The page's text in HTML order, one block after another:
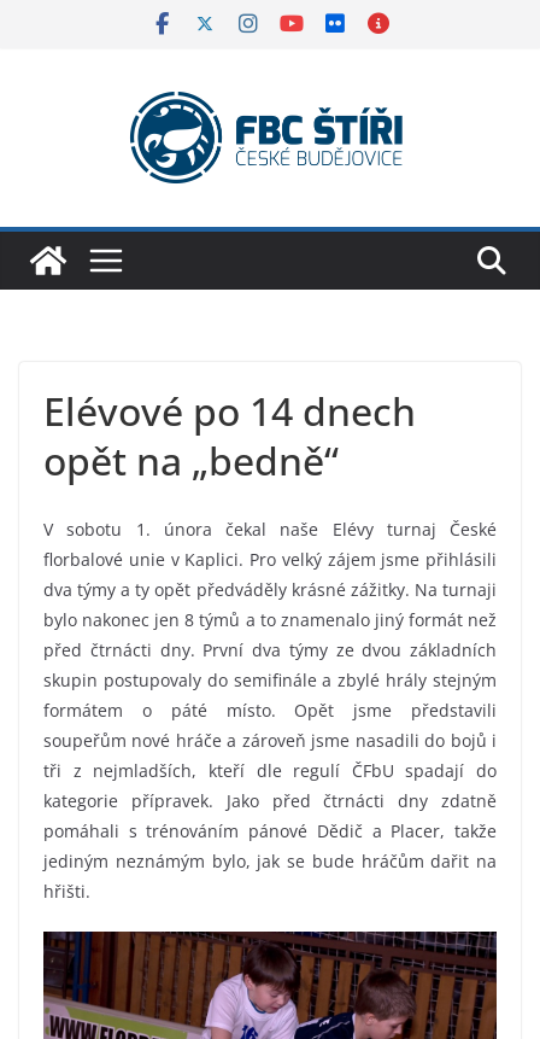
Elévové po 14 dnech
opět na „bedně“
V sobotu 1. února čekal naše Elévy turnaj České
florbalové unie v Kaplici. Pro velký zájem jsme přihlásili
dva týmy a ty opět předváděly krásné zážitky. Na turnaji
bylo nakonec jen 8 týmů a to znamenalo jiný formát než
před čtrnácti dny. První dva týmy ze dvou základních
skupin postupovaly do semifinále a zbylé hrály stejným
formátem o páté místo. Opět jsme představili
soupeřům nové hráče a zároveň jsme nasadili do bojů i
tři z nejmladších, kteří dle regulí ČFbU spadají do
kategorie přípravek. Jako před čtrnácti dny zdatně
pomáhali s trénováním pánové Dědič a Placer, takže
jediným neznámým bylo, jak se bude hráčům dařit na
hřišti.